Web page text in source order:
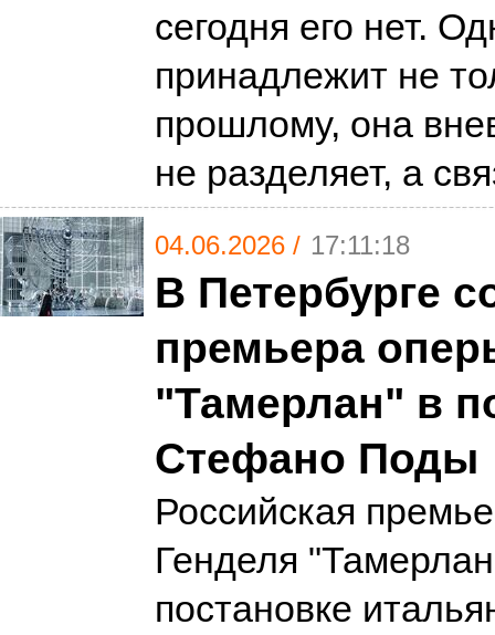
сегодня его нет.
принадлежит не
прошлому, она
не разделяет, а
04.06.2026 / 17:11:18
В Петербурге
премьера
"Тамерлан" в
Стефано Поды
Российская
Генделя
постановке